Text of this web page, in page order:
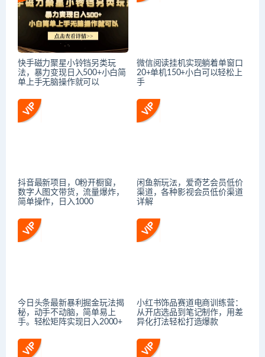
快手磁力聚星小铃铛另类玩
法，暴力变现日入500+小白简
单上手无脑操作就可以
微信阅读挂机实现躺着单窗口
20+单机150+小白可以轻松上
手
抖音最新项目，0粉开橱窗，
数字人图文带货，流量爆炸，
简单操作，日入1000
闲鱼新玩法，爱奇艺会员低价
渠道，各种影视会员低价渠道
详解
今日头条最新暴利掘金玩法揭
秘，动手不动脑，简单易上
手。轻松矩阵实现日入2000+
小红书饰品赛道电商训练营：
从开店选品到笔记制作，用差
异化打法轻松打造爆款